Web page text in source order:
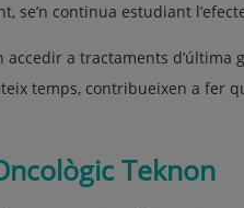
se’n continua estudiant
a tractaments d’última
temps, contribueixen a fer
Teknon